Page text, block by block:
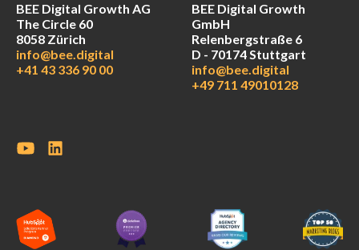
BEE Digital Growth AG
The Circle 60
8058 Zürich
info@bee.digital
+41 43 336 90 00
BEE Digital Growth
GmbH
Relenbergstraße 6
D - 70174 Stuttgart
info@bee.digital
+49 711 49010128